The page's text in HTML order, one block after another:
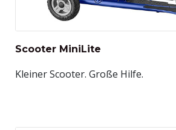
Scooter MiniLite
Kleiner Scooter. Große Hilfe.